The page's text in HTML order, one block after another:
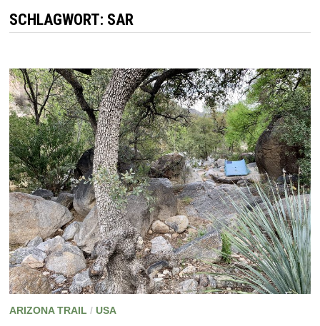
SCHLAGWORT: SAR
ARIZONA TRAIL / USA